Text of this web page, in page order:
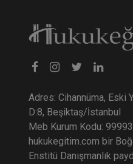
Adres: Cihannüma, Eski
D:8, Beşiktaş/İstanbul
Meb Kurum Kodu:
hukukegitim.com bir
Enstitü Danışmanlık